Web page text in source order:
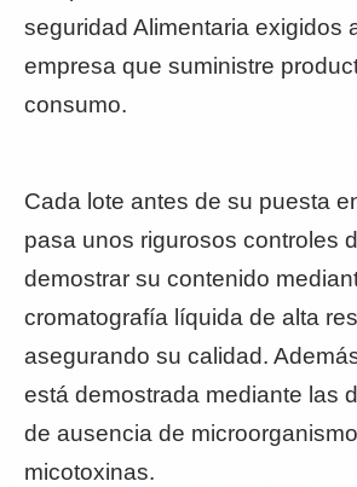
seguridad Alimentaria exigidos
empresa que suministre
consumo.
Cada lote antes de su puesta
pasa unos rigurosos controles
demostrar su contenido
cromatografía líquida de alta
asegurando su calidad.
está demostrada mediante las
de ausencia de
micotoxinas.